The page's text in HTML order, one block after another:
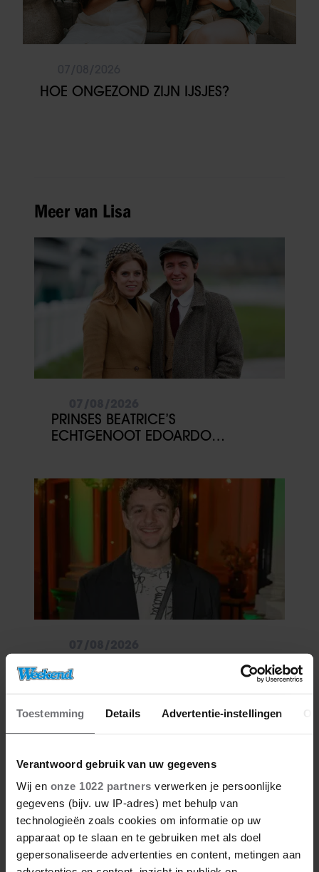
Toestemming Details Advertentie-instellingen
Verantwoord gebruik van uw gegevens
Wij en onze 1022 partners verwerken je persoonlijke
gegevens (bijv. uw IP-adres) met behulp van
technologieën zoals cookies om informatie op uw
apparaat op te slaan en te gebruiken met als doel
gepersonaliseerde advertenties en content, metingen aan
HOE ONGEZOND ZIJN IJSJES?
Meer van Lisa
PRINSES BEATRICE’S
ECHTGENOOT EDOARDO
LIEFDE NA VERBROKEN
VERLOVING